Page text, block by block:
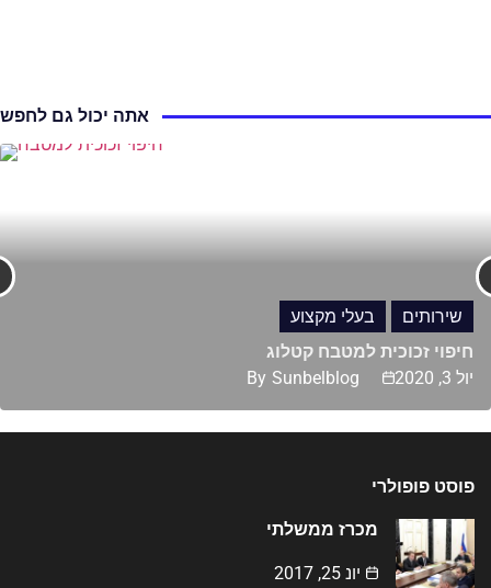
אתה יכול גם לחפש
בעלי מקצוע
שירותים
חיפוי זכוכית למטבח קטלוג
By Sunbelblog יול 3, 2020
פוסט פופולרי
מכרז ממשלתי
יונ 25, 2017